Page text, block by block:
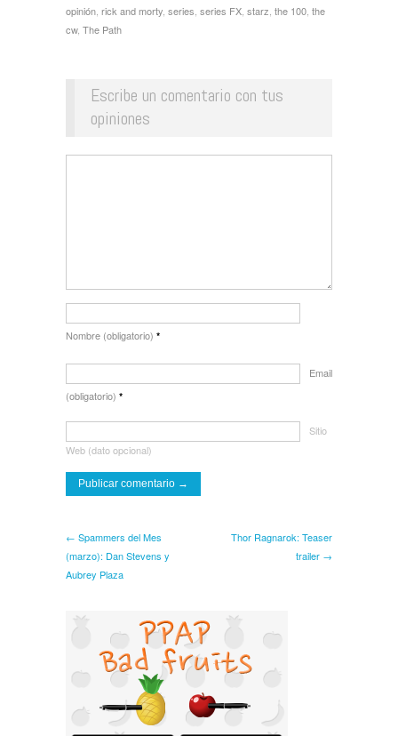
opinión rick and morty series series FX starz the 100 the
cw, The Path
Escribe un comentario con tus
opiniones
Nombre (obligatorio) *
Email
(obligatorio) *
Sitio
Web (dato opcional)
← Spammers del Mes
(marzo): Dan Stevens y
Aubrey Plaza
Thor Ragnarok: Teaser
trailer →